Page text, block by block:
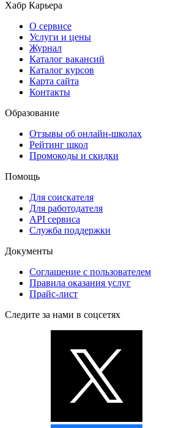
Хабр Карьера
О сервисе
Услуги и цены
Журнал
Каталог вакансий
Каталог курсов
Карта сайта
Контакты
Образование
Отзывы об онлайн-школах
Рейтинг школ
Промокоды и скидки
Помощь
Для соискателя
Для работодателя
API сервиса
Служба поддержки
Документы
Соглашение с пользователем
Правила оказания услуг
Прайс-лист
Следите за нами в соцсетях